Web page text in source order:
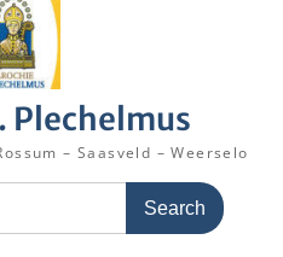
Plechelmus
– Saasveld – Weerselo